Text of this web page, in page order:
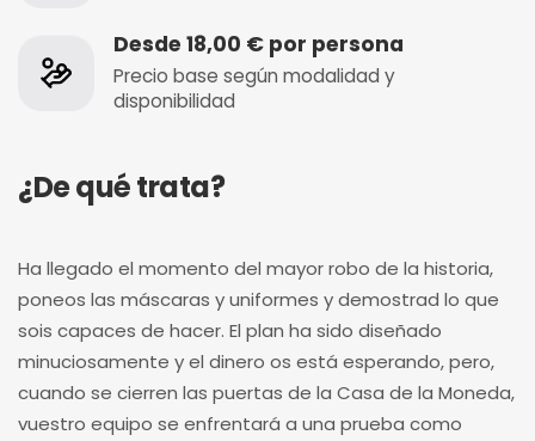
Desde 18,00 € por persona
Precio base según modalidad y
disponibilidad
¿De qué trata?
Ha llegado el momento del mayor robo de la historia,
poneos las máscaras y uniformes y demostrad lo que
sois capaces de hacer. El plan ha sido diseñado
minuciosamente y el dinero os está esperando, pero,
cuando se cierren las puertas de la Casa de la Moneda,
vuestro equipo se enfrentará a una prueba como